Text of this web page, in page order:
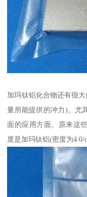
加玛钛铝化合物还有很
量所能提供的冲力)。尤
面的应用方面。原来这
度是加玛钛铝(密度为4.0/